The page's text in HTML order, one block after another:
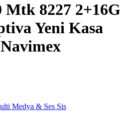
8227 2+16G
Yeni Kasa
Medya & Ses Sis